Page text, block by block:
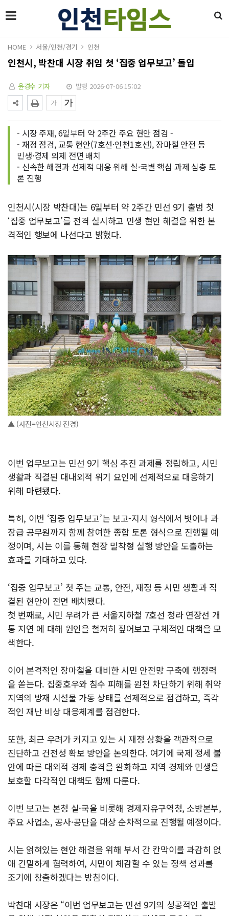
HOME 서울/인천/경기 인천
인천시, 박찬대 시장 취임 첫 ‘집중 업무보고’ 돌입
윤경수 기자 발행 2026-07-06 15:02
- 시장 주재, 6일부터 약 2주간 주요 현안 점검 -
- 재정 점검, 교통 현안(7호선·인천1호선), 장마철 안전 등
민생·경제 의제 전면 배치
- 신속한 해결과 선제적 대응 위해 실·국별 핵심 과제 심층 토
론 진행
인천시(시장 박찬대)는 6일부터 약 2주간 민선 9기 출범 첫
‘집중 업무보고’를 전격 실시하고 민생 현안 해결을 위한 본
격적인 행보에 나선다고 밝혔다.
▲ (사진=인천시청 전경)
이번 업무보고는 민선 9기 핵심 추진 과제를 정립하고, 시민
생활과 직결된 대내외적 위기 요인에 선제적으로 대응하기
위해 마련됐다.
특히, 이번 ‘집중 업무보고’는 보고-지시 형식에서 벗어나 과
장급 공무원까지 함께 참여한 종합 토론 형식으로 진행될 예
정이며, 시는 이를 통해 현장 밀착형 실행 방안을 도출하는
효과를 기대하고 있다.
‘집중 업무보고’ 첫 주는 교통, 안전, 재정 등 시민 생활과 직
결된 현안이 전면 배치됐다.
첫 번째로, 시민 우려가 큰 서울지하철 7호선 청라 연장선 개
통 지연 에 대해 원인을 철저히 짚어보고 구체적인 대책을 모
색한다.
이어 본격적인 장마철을 대비한 시민 안전망 구축에 행정력
을 쏟는다. 집중호우와 침수 피해를 원천 차단하기 위해 취약
지역의 방재 시설물 가동 상태를 선제적으로 점검하고, 즉각
적인 재난 비상 대응체계를 점검한다.
또한, 최근 우려가 커지고 있는 시 재정 상황을 객관적으로
진단하고 건전성 확보 방안을 논의한다. 여기에 국제 정세 불
안에 따른 대외적 경제 충격을 완화하고 지역 경제와 민생을
보호할 다각적인 대책도 함께 다룬다.
이번 보고는 본청 실·국을 비롯해 경제자유구역청, 소방본부,
주요 사업소, 공사·공단을 대상 순차적으로 진행될 예정이다.
시는 얽혀있는 현안 해결을 위해 부서 간 칸막이를 과감히 없
애 긴밀하게 협력하여, 시민이 체감할 수 있는 정책 성과를
조기에 창출하겠다는 방침이다.
박찬대 시장은 “이번 업무보고는 민선 9기의 성공적인 출발